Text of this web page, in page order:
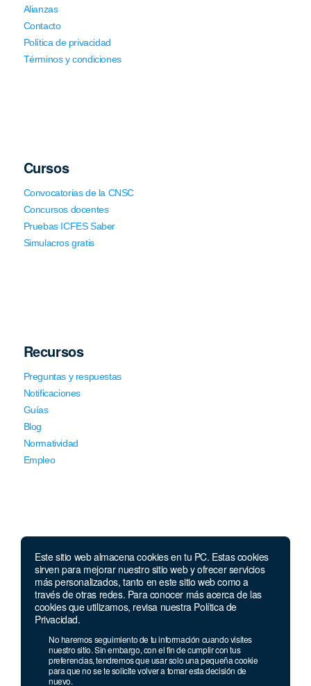
Este sitio web almacena cookies en tu PC. Estas cookies
sirven para mejorar nuestro sitio web y ofrecer servicios
más personalizados, tanto en este sitio web como a
través de otras redes. Para conocer más acerca de las
cookies que utilizamos, revisa nuestra Política de
Privacidad.
No haremos seguimiento de tu información cuando visites
nuestro sitio. Sin embargo, con el fin de cumplir con tus
preferencias, tendremos que usar solo una pequeña cookie
para que no se te solicite volver a tomar esta decisión de
nuevo.
Alianzas
Contacto
Política de privacidad
Términos y condiciones
Cursos
Convocatorias de la CNSC
Concursos docentes
Pruebas ICFES Saber
Simulacros gratis
Recursos
Preguntas y respuestas
Notificaciones
Guías
Blog
Normatividad
Empleo
Llámanos
Lunes a jueves de 7 a.m.
a 5:00 p.m. Viernes de
7 a.m. a 4 p.m. Sábados de 8 a.m. a 2 p.m.
Celular y Whatsapp:333 033 40 39
Bogotá:381 92 69